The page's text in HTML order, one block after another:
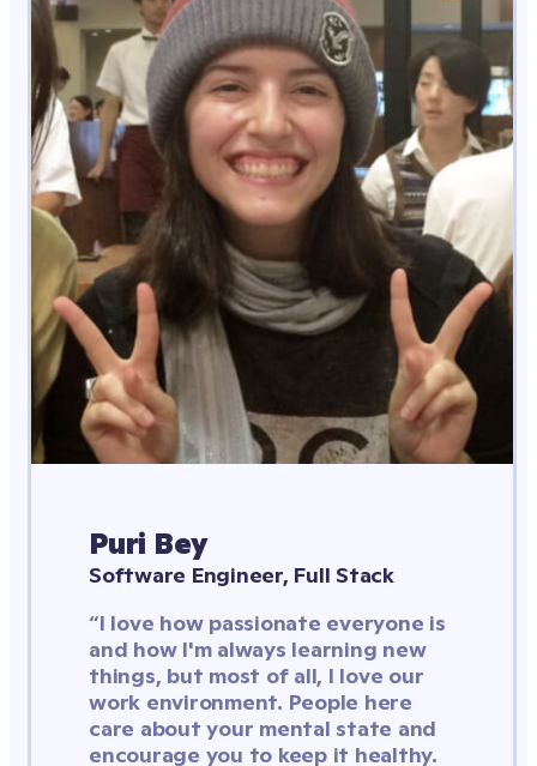
Puri Bey
Software Engineer, Full Stack
“I love how passionate everyone is
and how I'm always learning new
things, but most of all, I love our
work environment. People here
care about your mental state and
encourage you to keep it healthy.